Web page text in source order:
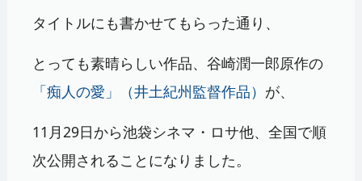
タイトルにも書かせてもらった通り、
とっても素晴らしい作品、谷崎潤一郎原作の
「痴人の愛」（井土紀州監督作品） が、
11月29日から池袋シネマ・ロサ他、全国で順
次公開されることになりました。